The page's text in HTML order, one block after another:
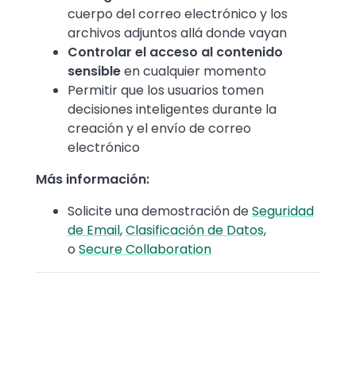
cuerpo del correo electrónico y los
archivos adjuntos allá donde vayan
Controlar el acceso al contenido
sensibleen cualquier momento
Permitir que los usuarios tomen
decisiones inteligentes durante la
creación y el envío de correo
electrónico
Más información:
Solicite una demostración deSeguridad
de Email,Clasificación de Datos,
o Secure Collaboration